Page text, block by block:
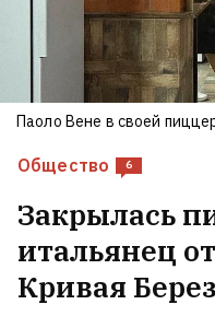
Общество 6
Закрылась
итальянец
Кривая
Паоло Вене в своей
Билли Айлиш
сменила образ для
Роман о разводе,
может сказать о
женщинах